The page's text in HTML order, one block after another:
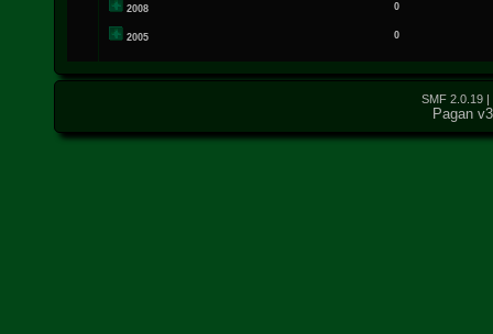
2008 0
2005 0
SMF 2.0.19 |
Pagan